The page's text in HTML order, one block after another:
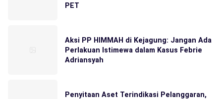
PET
Aksi PP HIMMAH di Kejagung: Jangan Ada
Perlakuan Istimewa dalam Kasus Febrie
Adriansyah
Penyitaan Aset Terindikasi Pelanggaran,